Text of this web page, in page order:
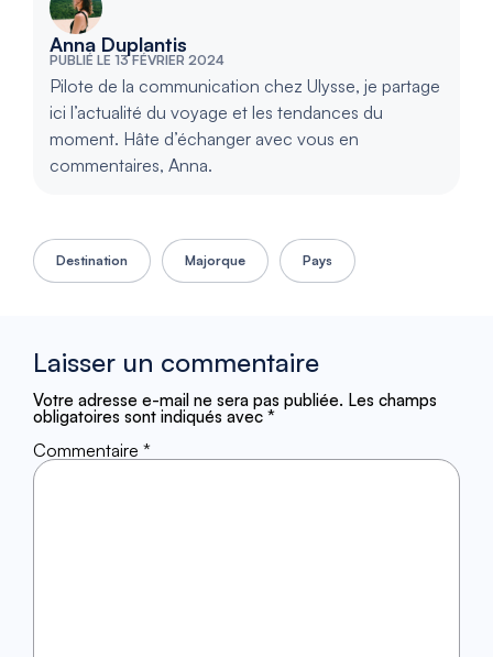
Anna Duplantis
PUBLIÉ LE 13 FÉVRIER 2024
Pilote de la communication chez Ulysse, je partage
ici l’actualité du voyage et les tendances du
moment. Hâte d’échanger avec vous en
commentaires, Anna.
Destination Majorque Pays
Laisser un commentaire
Votre adresse e-mail ne sera pas publiée. Les champs
obligatoires sont indiqués avec *
Commentaire *